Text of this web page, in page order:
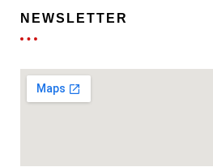
NEWSLETTER